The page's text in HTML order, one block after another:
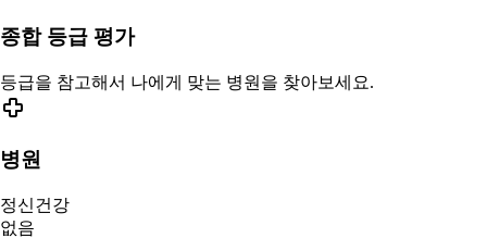
종합 등급 평가
등급을 참고해서 나에게 맞는 병원을 찾아보세요.
병원
정신건강
없음